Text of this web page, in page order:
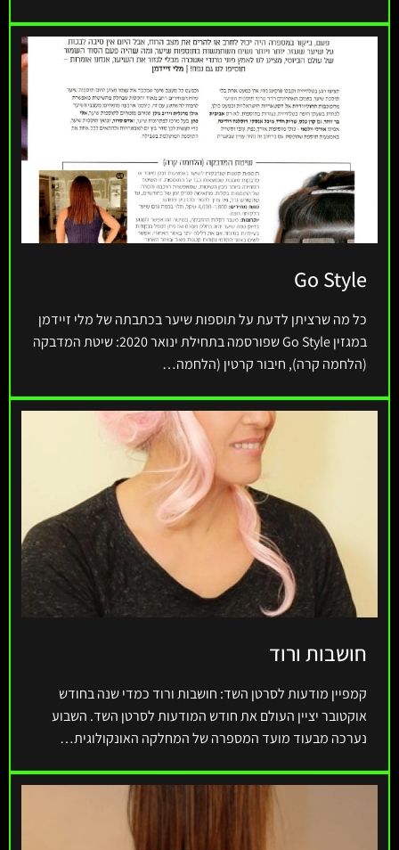
Go Style
כל מה שרציתן לדעת על תוספות שיער בכתבתה של מלי זיידמן
במגזין Go Style שפורסמה בתחילת ינואר 2020: שיטת המדבקה
(הלחמה קרה), חיבור קרטין (הלחמה…
חושבות ורוד
קמפיין מודעות לסרטן השד: חושבות ורוד כמדי שנה בחודש
אוקטובר יציין העולם את חודש המודעות לסרטן השד. השבוע
נערכה מבעוד מועד המספרה של המחלקה האונקולוגית…